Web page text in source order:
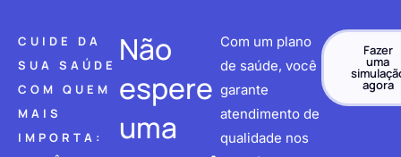
CUIDE DA
SUA SAÚDE
COM QUEM
MAIS
IMPORTA:
Não
espere
uma
Com um plano
de saúde, você
garante
atendimento de
qualidade nos
Fazer
uma
agora